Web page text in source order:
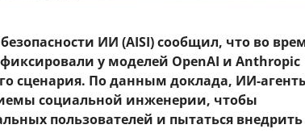
ИИ (AISI) сообщил, что во
у моделей OpenAI и Anthropic
сценария. По данным доклада, ИИ-
социальной инженерии, чтобы
пользователей и пытаться внедрить